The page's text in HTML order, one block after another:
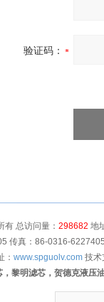
验证码：
有 总访问量： 298682 地
传真：86-0316-
： www.spguolv.com 技术
，黎明滤芯，贺德克液压